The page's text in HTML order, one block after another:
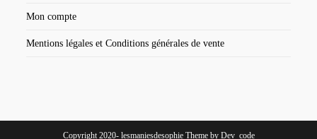
Mon compte
Mentions légales et Conditions générales de vente
Copyright 2020- lesmaniesdesophie Theme by Dev_code